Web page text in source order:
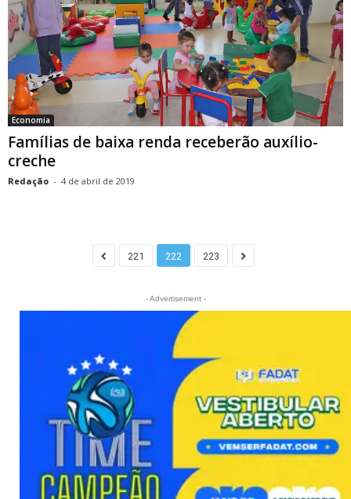
Economia
Famílias de baixa renda receberão auxílio-
creche
Redação - 4 de abril de 2019
221 222 223
- Advertisement -